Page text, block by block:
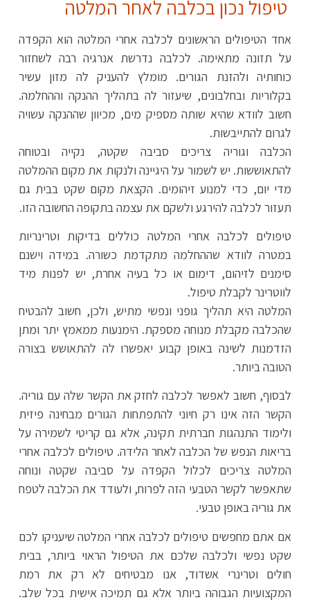
טיפול נכון בכלבה לאחר המלטה
אחד הטיפולים הראשונים לכלבה אחרי המלטה הוא הקפדה
על תזונה מתאימה. לכלבה נדרשת אנרגיה רבה לשחזור
כוחותיה ולהזנת הגורים. מומלץ להעניק לה מזון עשיר
בקלוריות ובחלבונים, שיעזור לה בתהליך ההנקה וההחלמה.
חשוב לוודא שהיא שותה מספיק מים, מכיוון שההנקה עשויה
לגרום להתייבשות.
הכלבה וגוריה צריכים סביבה שקטה, נקייה ובטוחה
להתאוששות. יש לשמור על היגיינה ולנקות את מקום ההמלטה
מדי יום, כדי למנוע זיהומים. הקצאת מקום שקט בבית גם
תעזור לכלבה להירגע ולשקם את עצמה בתקופה החשובה הזו.
טיפולים לכלבה אחרי המלטה כוללים בדיקות וטרינריות
במטרה לוודא שההחלמה מתקדמת כשורה. במידה וישנם
סימנים לזיהום, דימום או כל בעיה אחרת, יש לפנות מיד
לווטרינר לקבלת טיפול.
המלטה היא תהליך גופני ונפשי מתיש, ולכן, חשוב להבטיח
שהכלבה מקבלת מנוחה מספקת. הימנעות ממאמץ יתר ומתן
הזדמנות לשינה באופן קבוע יאפשרו לה להתאושש בצורה
הטובה ביותר.
לבסוף, חשוב לאפשר לכלבה לחזק את הקשר שלה עם גוריה.
הקשר הזה אינו רק חיוני להתפתחות הגורים מבחינה פיזית
ולימוד התנהגות חברתית תקינה, אלא גם קריטי לשמירה על
בריאות הנפש של הכלבה לאחר הלידה. טיפולים לכלבה אחרי
המלטה צריכים לכלול הקפדה על סביבה שקטה ונוחה
שתאפשר לקשר הטבעי הזה לפרוח, ולעודד את הכלבה לטפח
את גוריה באופן טבעי.
אם אתם מחפשים טיפולים לכלבה אחרי המלטה שיעניקו לכם
שקט נפשי ולכלבה שלכם את הטיפול הראוי ביותר, בבית
חולים וטרינרי אשדוד, אנו מבטיחים לא רק את רמת
המקצועיות הגבוהה ביותר אלא גם תמיכה אישית בכל שלב.